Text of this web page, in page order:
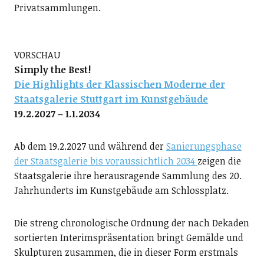
Privatsammlungen.
VORSCHAU
Simply the Best!
Die Highlights der Klassischen Moderne der
Staatsgalerie Stuttgart im Kunstgebäude
19.2.2027 – 1.1.2034
Ab dem 19.2.2027 und während derSanierungsphase
der Staatsgalerie bis voraussichtlich 2034 zeigen die
Staatsgalerie ihre herausragende Sammlung des 20.
Jahrhunderts im Kunstgebäude am Schlossplatz.
Die streng chronologische Ordnung der nach Dekaden
sortierten Interimspräsentation bringt Gemälde und
Skulpturen zusammen, die in dieser Form erstmals